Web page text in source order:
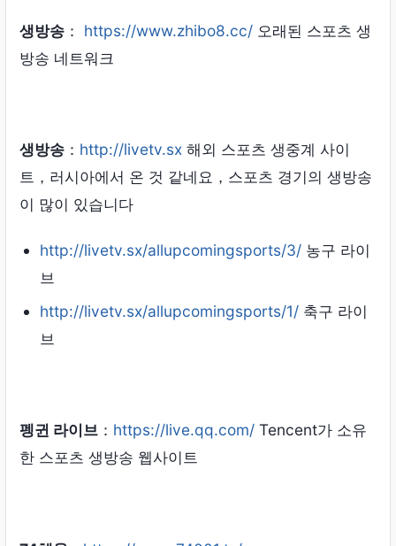
생방송： https://www.zhibo8.cc/오래된 스포츠 생
방송 네트워크
생방송： http://livetv.sx해외 스포츠 생중계 사이
트，러시아에서 온 것 같네요，스포츠 경기의 생방송
이 많이 있습니다
http://livetv.sx/allupcomingsports/3/ 농구 라이
브
http://livetv.sx/allupcomingsports/1/ 축구 라이
브
펭귄 라이브： https://live.qq.com/Tencent가 소유
한 스포츠 생방송 웹사이트